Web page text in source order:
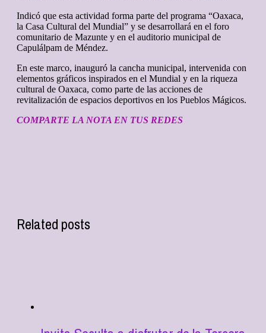
Indicó que esta actividad forma parte del programa “Oaxaca,
la Casa Cultural del Mundial” y se desarrollará en el foro
comunitario de Mazunte y en el auditorio municipal de
Capulálpam de Méndez.
En este marco, inauguró la cancha municipal, intervenida con
elementos gráficos inspirados en el Mundial y en la riqueza
cultural de Oaxaca, como parte de las acciones de
revitalización de espacios deportivos en los Pueblos Mágicos.
COMPARTE LA NOTA EN TUS REDES
Related posts